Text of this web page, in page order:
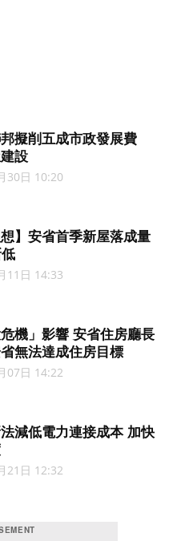
擬削五成市政發展費
設
30日 10:20
想】安省首季新屋落成量
11日 14:33
機」影響 安省住房廳長
無法達成住房目標
07日 14:22
減低電力連接成本 加快
21日 12:32